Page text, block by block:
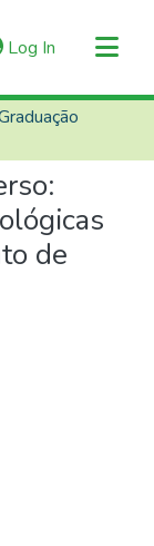
Log In (current)
de